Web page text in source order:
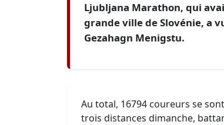
Ljubljana Marathon, qui
grande ville de Slovénie, a
Gezahagn Menigstu.
Au total, 16794 coureurs se
trois distances dimanche,